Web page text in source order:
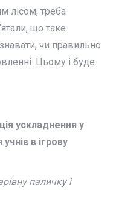
лісом, треба
що таке
чи правильно
Цьому і буде
ускладнення у
в ігрову
паличку і